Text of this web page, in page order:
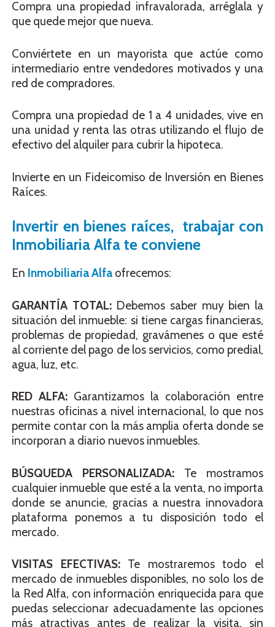
Compra una propiedad infravalorada, arréglala y
que quede mejor que nueva.
Conviértete en un mayorista que actúe como
intermediario entre vendedores motivados y una
red de compradores.
Compra una propiedad de 1 a 4 unidades, vive en
una unidad y renta las otras utilizando el flujo de
efectivo del alquiler para cubrir la hipoteca.
Invierte en un Fideicomiso de Inversión en Bienes
Raíces.
Invertir en bienes raíces, trabajar con
Inmobiliaria Alfa te conviene
En Inmobiliaria Alfa ofrecemos:
GARANTÍA TOTAL:Debemos saber muy bien la
situación del inmueble: si tiene cargas financieras,
problemas de propiedad, gravámenes o que esté
al corriente del pago de los servicios, como predial,
agua, luz, etc.
RED ALFA: Garantizamos la colaboración entre
nuestras oficinas a nivel internacional, lo que nos
permite contar con la más amplia oferta donde se
incorporan a diario nuevos inmuebles.
BÚSQUEDA PERSONALIZADA: Te mostramos
cualquier inmueble que esté a la venta, no importa
donde se anuncie, gracias a nuestra innovadora
plataforma ponemos a tu disposición todo el
mercado.
VISITAS EFECTIVAS:Te mostraremos todo el
mercado de inmuebles disponibles, no solo los de
la Red Alfa, con información enriquecida para que
puedas seleccionar adecuadamente las opciones
más atractivas antes de realizar la visita, sin